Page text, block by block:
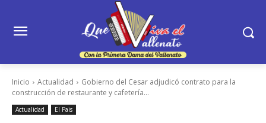
Inicio Actualidad
Gobierno del Cesar adjudicó contrato para la
construcción de restaurante y cafetería...
Actualidad El Pais